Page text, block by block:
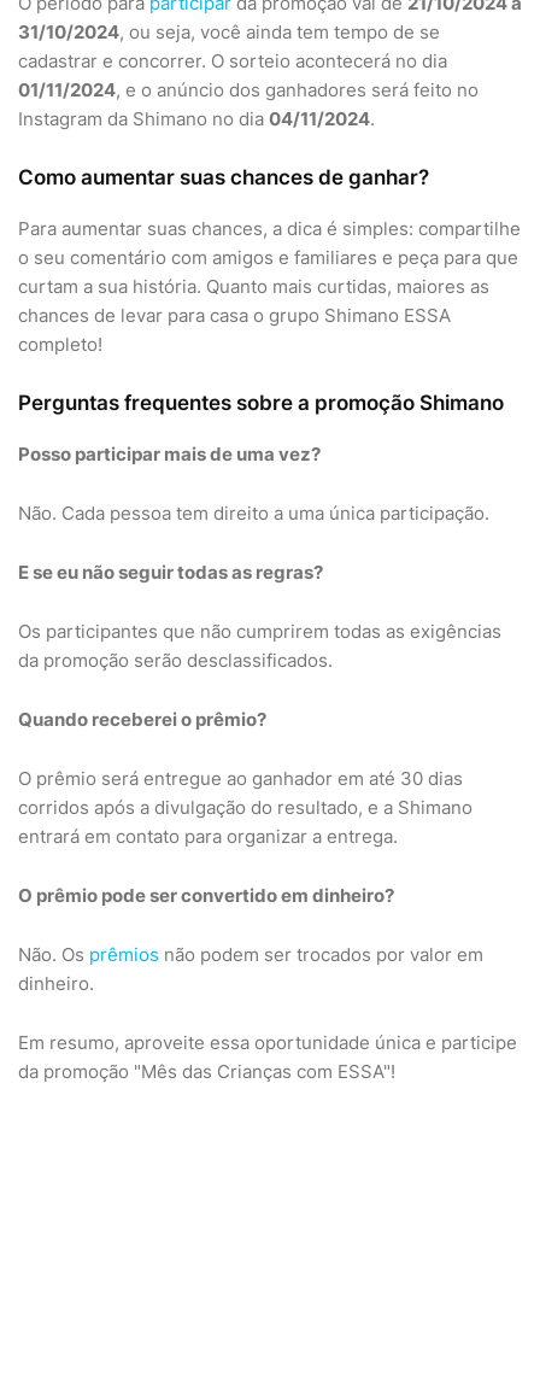
31/10/2024, ou seja, você ainda tem tempo de se
cadastrar e concorrer. O sorteio acontecerá no dia
01/11/2024, e o anúncio dos ganhadores será feito no
Instagram da Shimano no dia 04/11/2024.
Como aumentar suas chances de ganhar?
Para aumentar suas chances, a dica é simples: compartilhe
o seu comentário com amigos e familiares e peça para que
curtam a sua história. Quanto mais curtidas, maiores as
chances de levar para casa o grupo Shimano ESSA
completo!
Perguntas frequentes sobre a promoção Shimano
Posso participar mais de uma vez?
Não. Cada pessoa tem direito a uma única participação.
E se eu não seguir todas as regras?
Os participantes que não cumprirem todas as exigências
da promoção serão desclassificados.
Quando receberei o prêmio?
O prêmio será entregue ao ganhador em até 30 dias
corridos após a divulgação do resultado, e a Shimano
entrará em contato para organizar a entrega.
O prêmio pode ser convertido em dinheiro?
Não. Os prêmios não podem ser trocados por valor em
dinheiro.
Em resumo, aproveite essa oportunidade única e participe
da promoção "Mês das Crianças com ESSA"!